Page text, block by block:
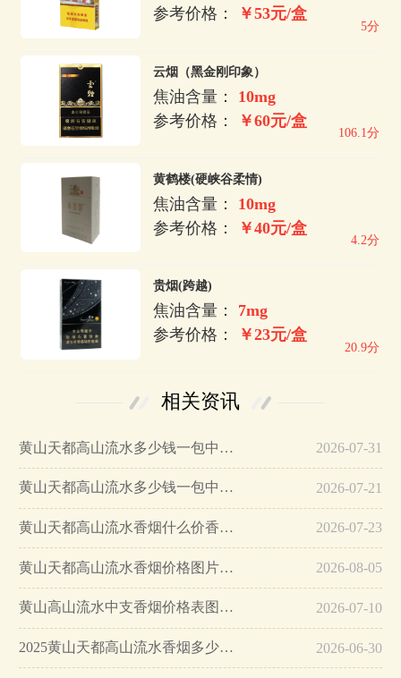
参考价格：
￥53元/盒
5分
云烟（黑金刚印象）
焦油含量： 10mg
参考价格：
￥60元/盒
106.1分
黄鹤楼(硬峡谷柔情)
焦油含量： 10mg
参考价格：
￥40元/盒
4.2分
贵烟(跨越)
焦油含量： 7mg
参考价格：
￥23元/盒
20.9分
相关资讯
黄山天都高山流水多少钱一包中支香烟零售价格表… 2026-07-31
黄山天都高山流水多少钱一包中支香烟价格表图… 2026-07-21
黄山天都高山流水香烟什么价香烟批发价格表… 2026-07-23
黄山天都高山流水香烟价格图片查询… 2026-08-05
黄山高山流水中支香烟价格表图查询… 2026-07-10
2025黄山天都高山流水香烟多少钱一包… 2026-06-30